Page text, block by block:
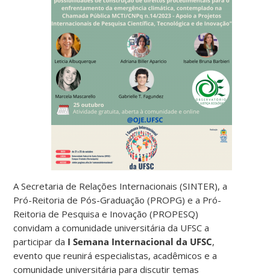
A Secretaria de Relações Internacionais (SINTER), a
Pró-Reitoria de Pós-Graduação (PROPG) e a Pró-
Reitoria de Pesquisa e Inovação (PROPESQ)
convidam a comunidade universitária da UFSC a
participar da I Semana Internacional da UFSC,
evento que reunirá especialistas, acadêmicos e a
comunidade universitária para discutir temas